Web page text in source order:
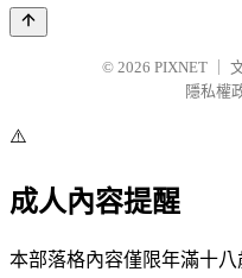
© 2026 PIXNET
隱私權
⚠️
成人內容提醒
本部落格內容僅限年滿十八